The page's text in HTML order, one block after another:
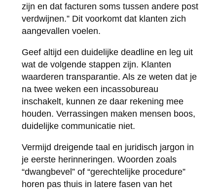
zijn en dat facturen soms tussen andere post
verdwijnen.” Dit voorkomt dat klanten zich
aangevallen voelen.
Geef altijd een duidelijke deadline en leg uit
wat de volgende stappen zijn. Klanten
waarderen transparantie. Als ze weten dat je
na twee weken een incassobureau
inschakelt, kunnen ze daar rekening mee
houden. Verrassingen maken mensen boos,
duidelijke communicatie niet.
Vermijd dreigende taal en juridisch jargon in
je eerste herinneringen. Woorden zoals
“dwangbevel” of “gerechtelijke procedure”
horen pas thuis in latere fasen van het